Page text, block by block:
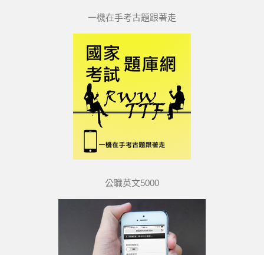
一機在手考古題跟著走
公職英文5000